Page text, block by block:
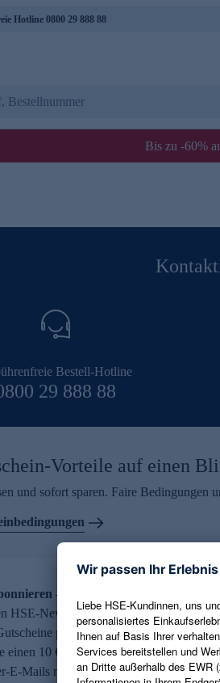
Hotline 0800 29 888 88
Bis zu -60%
Bestell-Hotline
29 888 88
Vorteile auf einen
und sofort sparen. Faire Bedingungen
– 10 € Gutschein erhalten
HSE-Newsletter abonnieren und aktuelle
per E-Mail erhalten. Als
einen 10 € Gutschein. Eine Abmeldung
E-Mails möglich.